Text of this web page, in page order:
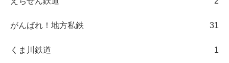
がんばれ！地方私鉄 31
くま川鉄道 1